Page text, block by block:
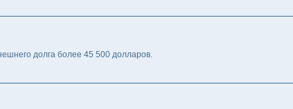
долга более 45 500 долларов.